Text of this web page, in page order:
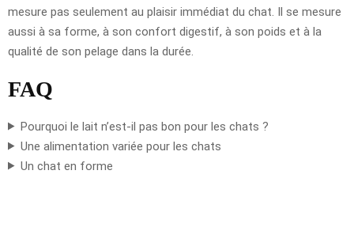
mesure pas seulement au plaisir immédiat du chat. Il se mesure
aussi à sa forme, à son confort digestif, à son poids et à la
qualité de son pelage dans la durée.
FAQ
Pourquoi le lait n’est-il pas bon pour les chats ?
Une alimentation variée pour les chats
Un chat en forme